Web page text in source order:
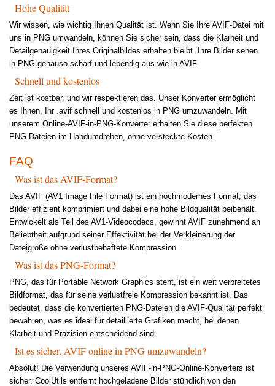
Hohe Qualität
Wir wissen, wie wichtig Ihnen Qualität ist. Wenn Sie Ihre AVIF-Datei mit
uns in PNG umwandeln, können Sie sicher sein, dass die Klarheit und
Detailgenauigkeit Ihres Originalbildes erhalten bleibt. Ihre Bilder sehen
in PNG genauso scharf und lebendig aus wie in AVIF.
Schnell und kostenlos
Zeit ist kostbar, und wir respektieren das. Unser Konverter ermöglicht
es Ihnen, Ihr .avif schnell und kostenlos in PNG umzuwandeln. Mit
unserem Online-AVIF-in-PNG-Konverter erhalten Sie diese perfekten
PNG-Dateien im Handumdrehen, ohne versteckte Kosten.
FAQ
Was ist das AVIF-Format?
Das AVIF (AV1 Image File Format) ist ein hochmodernes Format, das
Bilder effizient komprimiert und dabei eine hohe Bildqualität beibehält.
Entwickelt als Teil des AV1-Videocodecs, gewinnt AVIF zunehmend an
Beliebtheit aufgrund seiner Effektivität bei der Verkleinerung der
Dateigröße ohne verlustbehaftete Kompression.
Was ist das PNG-Format?
PNG, das für Portable Network Graphics steht, ist ein weit verbreitetes
Bildformat, das für seine verlustfreie Kompression bekannt ist. Das
bedeutet, dass die konvertierten PNG-Dateien die AVIF-Qualität perfekt
bewahren, was es ideal für detaillierte Grafiken macht, bei denen
Klarheit und Präzision entscheidend sind.
Ist es sicher, AVIF online in PNG umzuwandeln?
Absolut! Die Verwendung unseres AVIF-in-PNG-Online-Konverters ist
sicher. CoolUtils entfernt hochgeladene Bilder stündlich von den